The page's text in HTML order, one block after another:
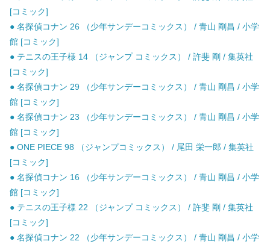
[コミック]
● 名探偵コナン 26 （少年サンデーコミックス） / 青山 剛昌 / 小学
館 [コミック]
● テニスの王子様 14 （ジャンプ コミックス） / 許斐 剛 / 集英社
[コミック]
● 名探偵コナン 29 （少年サンデーコミックス） / 青山 剛昌 / 小学
館 [コミック]
● 名探偵コナン 23 （少年サンデーコミックス） / 青山 剛昌 / 小学
館 [コミック]
● ONE PIECE 98 （ジャンプコミックス） / 尾田 栄一郎 / 集英社
[コミック]
● 名探偵コナン 16 （少年サンデーコミックス） / 青山 剛昌 / 小学
館 [コミック]
● テニスの王子様 22 （ジャンプ コミックス） / 許斐 剛 / 集英社
[コミック]
● 名探偵コナン 22 （少年サンデーコミックス） / 青山 剛昌 / 小学